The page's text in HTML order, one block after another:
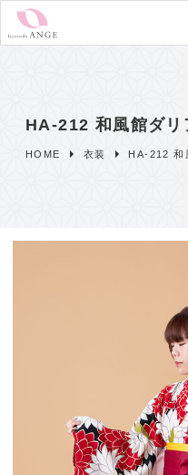
HA-212 和風館ダリ
HOME 衣装 HA-212 和